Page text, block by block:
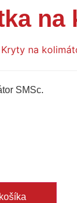
na
Kryty na
SMSc.